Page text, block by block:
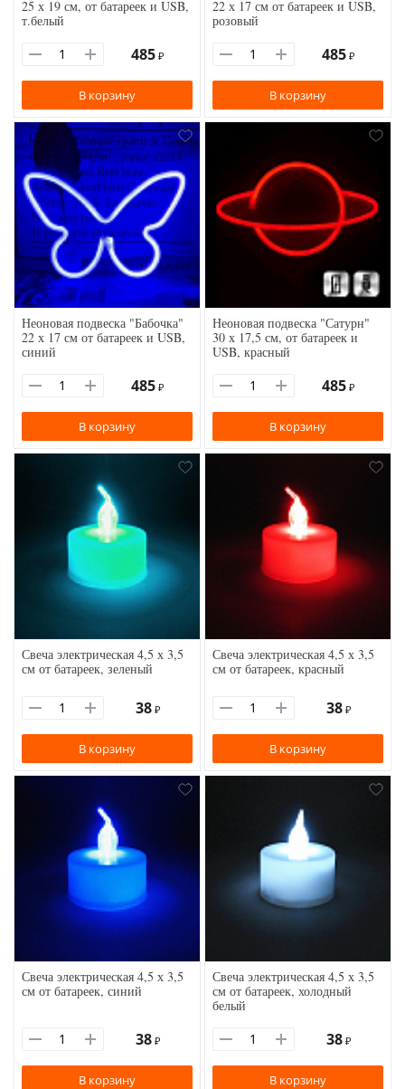
25 х 19 см, от батареек и USB,
т.белый
485 ₽
В корзину
22 х 17 см от батареек и USB,
розовый
485 ₽
В корзину
Неоновая подвеска "Бабочка"
22 х 17 см от батареек и USB,
синий
485 ₽
В корзину
Неоновая подвеска "Сатурн"
30 х 17,5 см, от батареек и
USB, красный
485 ₽
В корзину
Свеча электрическая 4,5 х 3,5
см от батареек, зеленый
38 ₽
В корзину
Свеча электрическая 4,5 х 3,5
см от батареек, красный
38 ₽
В корзину
Свеча электрическая 4,5 х 3,5
см от батареек, синий
38 ₽
В корзину
Свеча электрическая 4,5 х 3,5
см от батареек, холодный
белый
38 ₽
В корзину